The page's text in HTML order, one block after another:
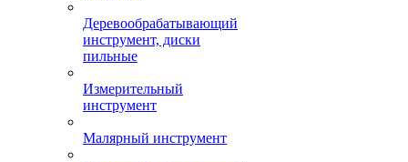
Деревообрабатывающий
инструмент, диски
пильные
Измерительный
инструмент
Малярный инструмент